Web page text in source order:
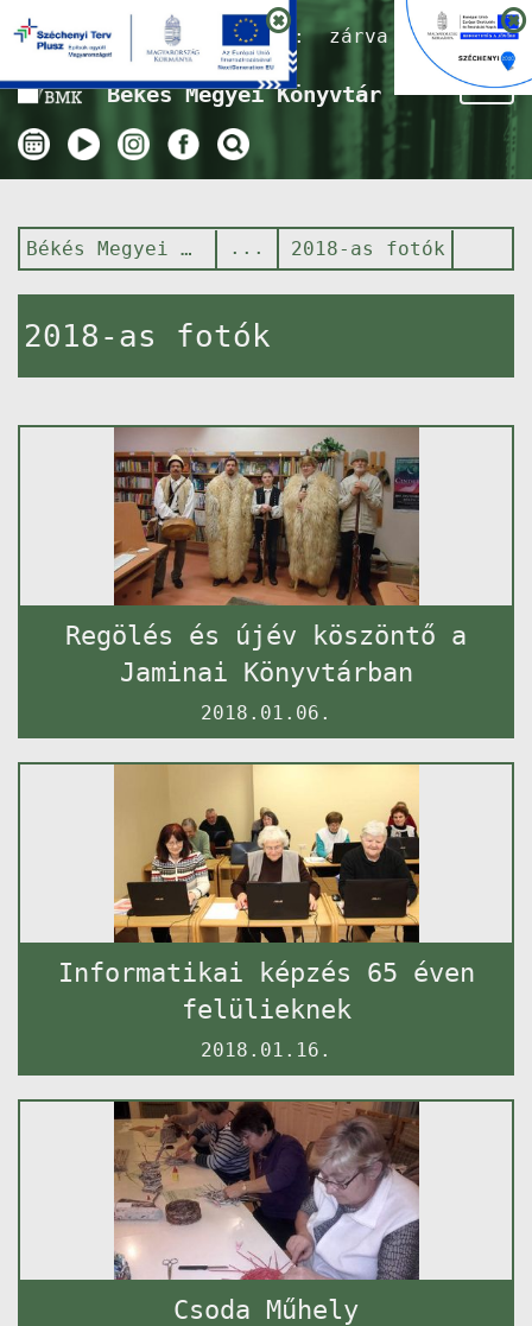
Nyitvatartás ma:zárva
Békés Megyei Könyvtár
Békés Megyei Könyvtár 2018-as fotók
2018-as fotók
Regölés és újév köszöntő a
Jaminai Könyvtárban
2018.01.06.
Informatikai képzés 65 éven
felülieknek
2018.01.16.
Csoda Műhely